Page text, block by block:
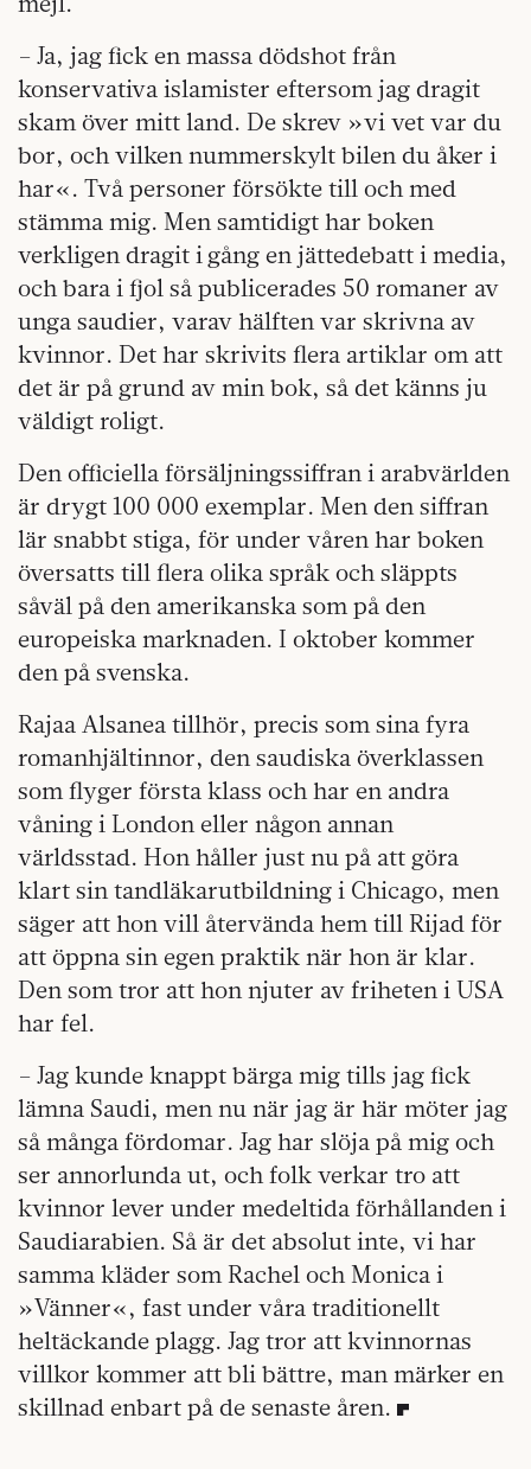
– Ja, jag fick en massa dödshot från
konservativa islamister eftersom jag dragit
skam över mitt land. De skrev »vi vet var du
bor, och vilken nummerskylt bilen du åker i
har«. Två personer försökte till och med
stämma mig. Men samtidigt har boken
verkligen dragit i gång en jättedebatt i media,
och bara i fjol så publicerades 50 romaner av
unga saudier, varav hälften var skrivna av
kvinnor. Det har skrivits flera artiklar om att
det är på grund av min bok, så det känns ju
väldigt roligt.
Den officiella försäljningssiffran i arabvärlden
är drygt 100 000 exemplar. Men den siffran
lär snabbt stiga, för under våren har boken
översatts till flera olika språk och släppts
såväl på den amerikanska som på den
europeiska marknaden. I oktober kommer
den på svenska.
Rajaa Alsanea tillhör, precis som sina fyra
romanhjältinnor, den saudiska överklassen
som flyger första klass och har en andra
våning i London eller någon annan
världsstad. Hon håller just nu på att göra
klart sin tandläkarutbildning i Chicago, men
säger att hon vill återvända hem till Rijad för
att öppna sin egen praktik när hon är klar.
Den som tror att hon njuter av friheten i USA
har fel.
– Jag kunde knappt bärga mig tills jag fick
lämna Saudi, men nu när jag är här möter jag
så många fördomar. Jag har slöja på mig och
ser annorlunda ut, och folk verkar tro att
kvinnor lever under medeltida förhållanden i
Saudiarabien. Så är det absolut inte, vi har
samma kläder som Rachel och Monica i
»Vänner«, fast under våra traditionellt
heltäckande plagg. Jag tror att kvinnornas
villkor kommer att bli bättre, man märker en
skillnad enbart på de senaste åren.